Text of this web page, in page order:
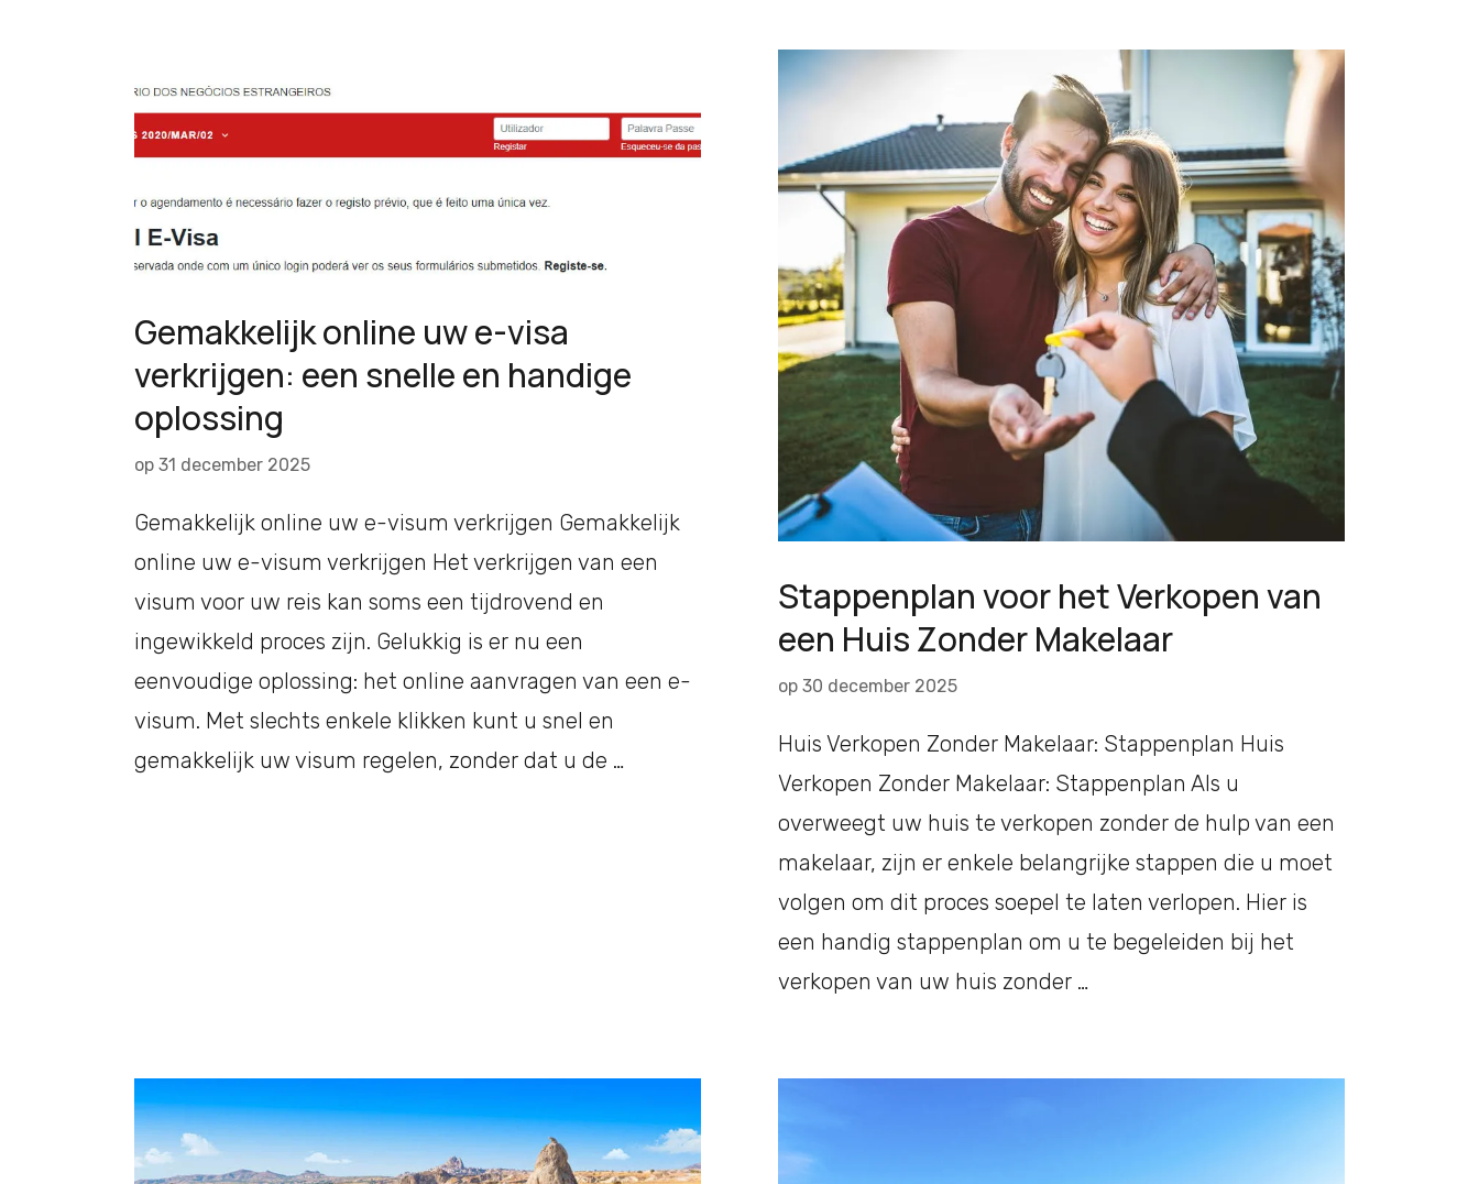
Gemakkelijk online uw e-visa
verkrijgen: een snelle en handige
oplossing
op 31 december 2025
Gemakkelijk online uw e-visum verkrijgen Gemakkelijk
online uw e-visum verkrijgen Het verkrijgen van een
visum voor uw reis kan soms een tijdrovend en
ingewikkeld proces zijn. Gelukkig is er nu een
eenvoudige oplossing: het online aanvragen van een e-
visum. Met slechts enkele klikken kunt u snel en
gemakkelijk uw visum regelen, zonder dat u de …
Stappenplan voor het Verkopen van
een Huis Zonder Makelaar
op 30 december 2025
Huis Verkopen Zonder Makelaar: Stappenplan Huis
Verkopen Zonder Makelaar: Stappenplan Als u
overweegt uw huis te verkopen zonder de hulp van een
makelaar, zijn er enkele belangrijke stappen die u moet
volgen om dit proces soepel te laten verlopen. Hier is
een handig stappenplan om u te begeleiden bij het
verkopen van uw huis zonder …